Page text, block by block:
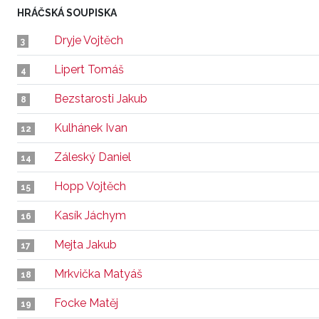
HRÁČSKÁ SOUPISKA
3 Dryje Vojtěch
4 Lipert Tomáš
8 Bezstarosti Jakub
12 Kulhánek Ivan
14 Záleský Daniel
15 Hopp Vojtěch
16 Kasík Jáchym
17 Mejta Jakub
18 Mrkvička Matyáš
19 Focke Matěj